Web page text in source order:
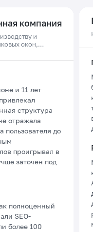
компания
и
окон,
и 11 лет
структура
отражала
пользователя до
проигрывал в
заточен под
полноценный
SEO-
более 100